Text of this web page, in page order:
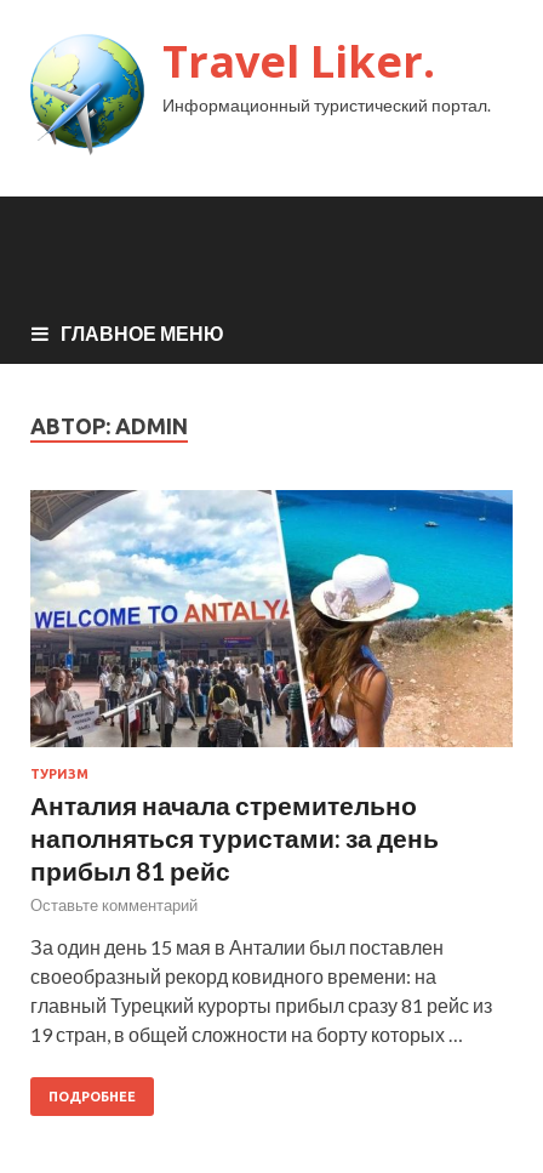
Travel Liker.
Информационный туристический портал.
ГЛАВНОЕ МЕНЮ
АВТОР: ADMIN
ТУРИЗМ
Анталия начала стремительно
наполняться туристами: за день
прибыл 81 рейс
Оставьте комментарий
За один день 15 мая в Анталии был поставлен
своеобразный рекорд ковидного времени: на
главный Турецкий курорты прибыл сразу 81 рейс из
19 стран, в общей сложности на борту которых …
ПОДРОБНЕЕ